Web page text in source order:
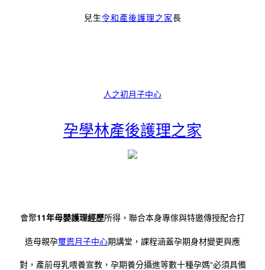
兒生令和產後護理之家長
人之初月子中心
孕學林產後護理之家
會聚11年母嬰護理經歷所得，聯合本身專傢與特邀傳授配合打
造母親孕璽恩月子中心期講堂，課程涵蓋孕期身材變更與應
對，產前母乳喂養宣教，孕期養分攝進等數十種孕媽“必須具備